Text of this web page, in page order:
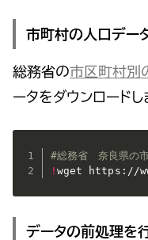
市町村の人口デー
総務省の市区町村別
ータをダウンロードし
#総務省　奈良県の
! wget https://
データの前処理を